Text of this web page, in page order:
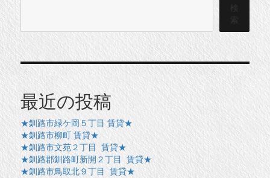
検
索
最近の投稿
★釧路市緑ケ岡５丁目 賃貸★
★釧路市柳町 賃貸★
★釧路市文苑２丁目 賃貸★
★釧路郡釧路町新開２丁目 賃貸★
★釧路市鳥取北９丁目 賃貸★